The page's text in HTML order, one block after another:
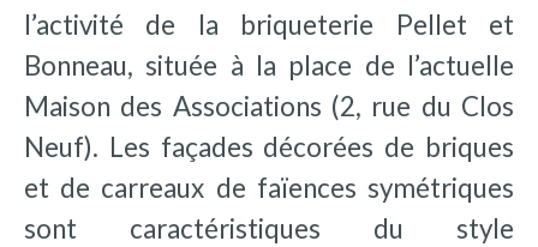
l’activité de la briqueterie Pellet et
Bonneau, située à la place de l’actuelle
Maison des Associations (2, rue du Clos
Neuf). Les façades décorées de briques
et de carreaux de faïences symétriques
sont caractéristiques du style